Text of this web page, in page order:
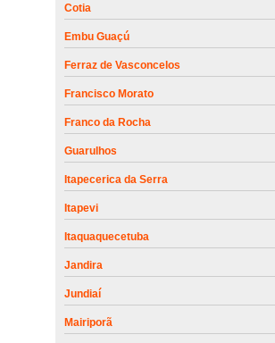
Cotia
Embu Guaçú
Ferraz de Vasconcelos
Francisco Morato
Franco da Rocha
Guarulhos
Itapecerica da Serra
Itapevi
Itaquaquecetuba
Jandira
Jundiaí
Mairiporã